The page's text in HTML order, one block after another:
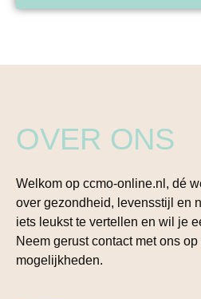
OVER ONS
Welkom op ccmo-online.nl, dé
over gezondheid, levensstijl en
iets leukst te vertellen en wil je
Neem gerust contact met ons
mogelijkheden.